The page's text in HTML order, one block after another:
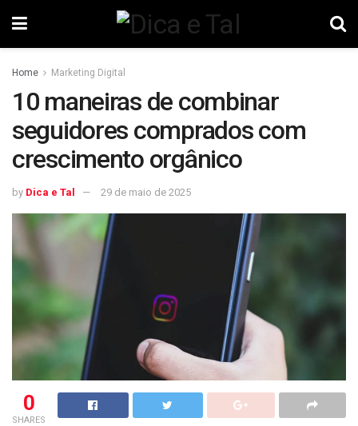
Home Marketing Digital
10 maneiras de combinar
seguidores comprados com
crescimento orgânico
by Dica e Tal 29 de maio de 2025
0
SHARES